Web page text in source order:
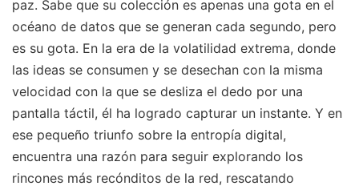
paz. Sabe que su colección es apenas una gota en el
océano de datos que se generan cada segundo, pero
es su gota. En la era de la volatilidad extrema, donde
las ideas se consumen y se desechan con la misma
velocidad con la que se desliza el dedo por una
pantalla táctil, él ha logrado capturar un instante. Y en
ese pequeño triunfo sobre la entropía digital,
encuentra una razón para seguir explorando los
rincones más recónditos de la red, rescatando